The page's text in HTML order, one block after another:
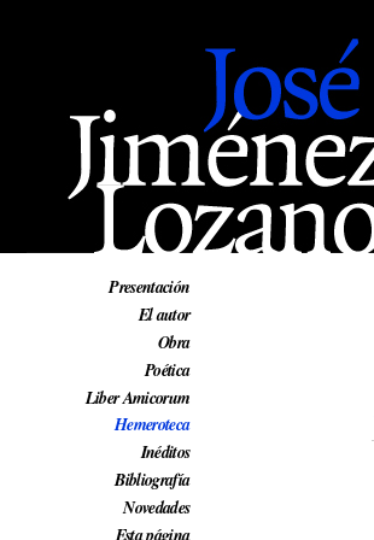
Presentación
El autor
Obra
Poética
Liber Amicorum
Hemeroteca
Inéditos
Bibliografía
Novedades
Esta página